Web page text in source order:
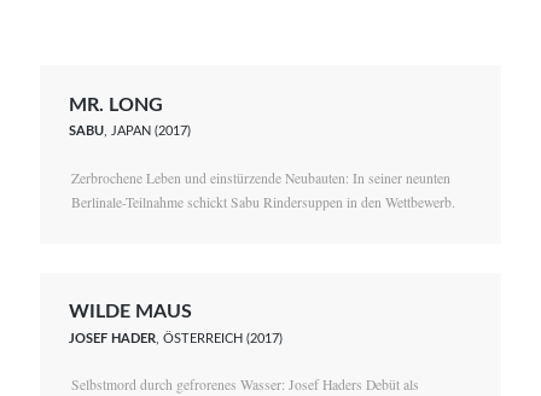
MR. LONG
SABU, JAPAN (2017)
Zerbrochene Leben und einstürzende Neubauten: In seiner neunten
Berlinale-Teilnahme schickt Sabu Rindersuppen in den Wettbewerb.
WILDE MAUS
JOSEF HADER , ÖSTERREICH (2017)
Selbstmord durch gefrorenes Wasser: Josef Haders Debüt als